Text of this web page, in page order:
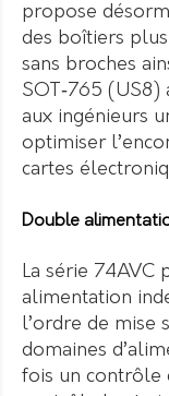
propose
des boîtiers
sans broches
SOT‑765
aux ingénieurs
optimiser
cartes
Double
La série 74AVC
alimentation
l’ordre de mise
domaines
fois un contrôle